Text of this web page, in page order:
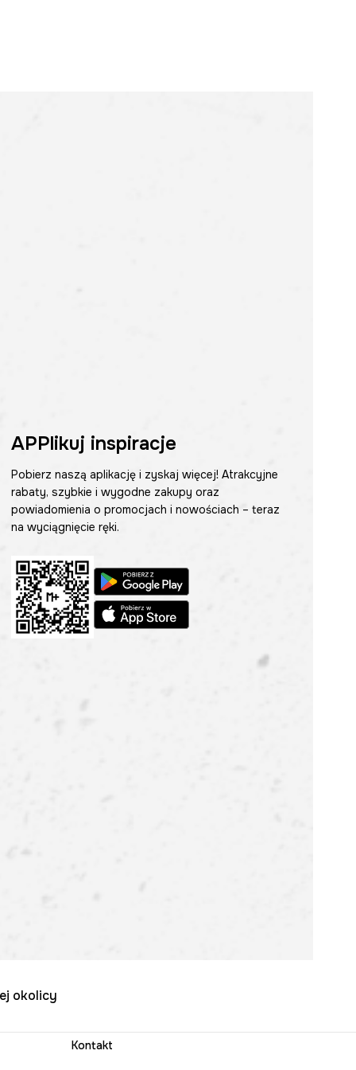
APPlikuj inspiracje
Pobierz naszą aplikację i zyskaj więcej! Atrakcyjne
rabaty, szybkie i wygodne zakupy oraz
powiadomienia o promocjach i nowościach – teraz
na wyciągnięcie ręki.
okolicy
Kontakt